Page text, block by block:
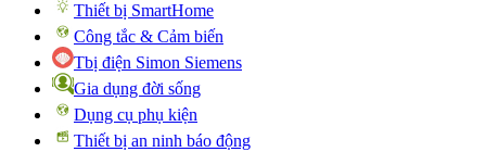
Thiết bị SmartHome
Công tắc & Cảm biến
Tbị điện Simon Siemens
Gia dụng đời sống
Dụng cụ phụ kiện
Thiết bị an ninh báo động